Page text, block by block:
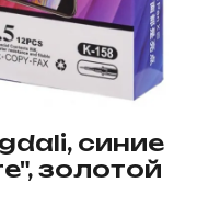
синие
золотой